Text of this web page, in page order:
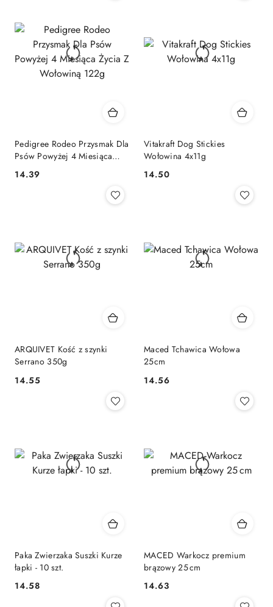
Pedigree Rodeo Przysmak Dla
Psów Powyżej 4 Miesiąca
Cena:
14.39
Vitakraft Dog Stickies
Wołowina 4x11g
Cena:
14.50
ARQUIVET Kość z szynki
Serrano 350g
Cena:
14.55
Maced Tchawica Wołowa
25cm
Cena:
14.56
Paka Zwierzaka Suszki Kurze
łapki - 10 szt.
Cena:
14.58
MACED Warkocz premium
brązowy 25 cm
Cena:
14.63